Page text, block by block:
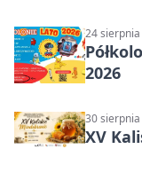
24
2026
30
XV